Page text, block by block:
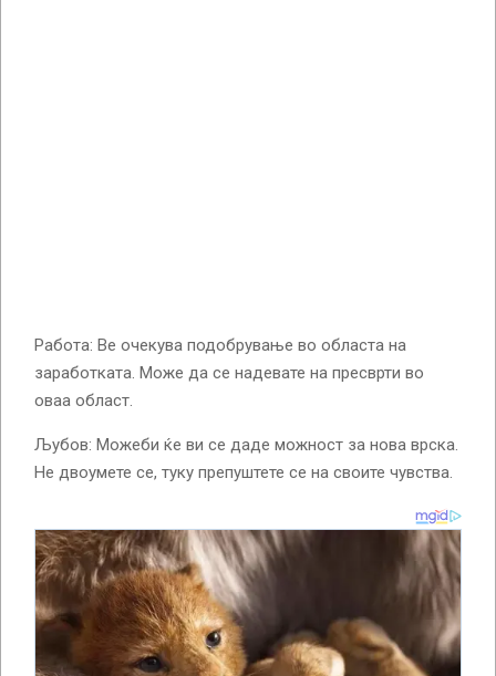
Работа: Ве очекува подобрување во областа на
заработката. Може да се надевате на пресврти во
оваа област.
Љубов: Можеби ќе ви се даде можност за нова врска.
Не двоумете се, туку препуштете се на своите чувства.